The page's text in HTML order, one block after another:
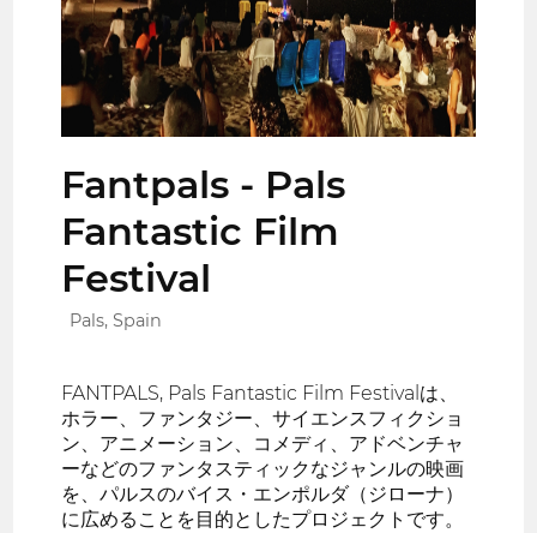
Fantpals - Pals
Fantastic Film
Festival
Pals, Spain
FANTPALS, Pals Fantastic Film Festivalは、
ホラー、ファンタジー、サイエンスフィクショ
ン、アニメーション、コメディ、アドベンチャ
ーなどのファンタスティックなジャンルの映画
を、パルスのバイス・エンポルダ（ジローナ）
に広めることを目的としたプロジェクトです。